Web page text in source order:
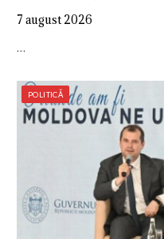
7 august 2026
…
POLITICĂ